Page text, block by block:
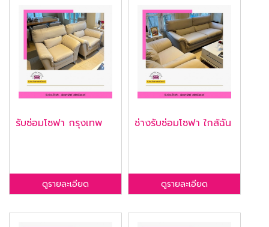
รับซ่อมโซฟา กรุงเทพ
ดูรายละเอียด
ช่างรับซ่อมโซฟา ใกล้ฉัน
ดูรายละเอียด